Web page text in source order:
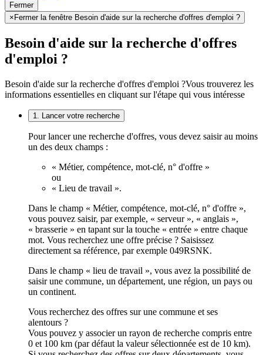
Fermer
× Fermer la fenêtre Besoin d'aide sur la recherche d'offres d'emploi ?
Besoin d'aide sur la recherche d'offres
d'emploi ?
Besoin d'aide sur la recherche d'offres d'emploi ?Vous trouverez les
informations essentielles en cliquant sur l'étape qui vous intéresse
1. Lancer votre recherche
Pour lancer une recherche d'offres, vous devez saisir au moins
un des deux champs :
« Métier, compétence, mot-clé, n° d'offre »
ou
« Lieu de travail ».
Dans le champ « Métier, compétence, mot-clé, n° d'offre »,
vous pouvez saisir, par exemple, « serveur », « anglais »,
« brasserie » en tapant sur la touche « entrée » entre chaque
mot. Vous recherchez une offre précise ? Saisissez
directement sa référence, par exemple 049RSNK.
Dans le champ « lieu de travail », vous avez la possibilité de
saisir une commune, un département, une région, un pays ou
un continent.
Vous recherchez des offres sur une commune et ses
alentours ?
Vous pouvez y associer un rayon de recherche compris entre
0 et 100 km (par défaut la valeur sélectionnée est de 10 km).